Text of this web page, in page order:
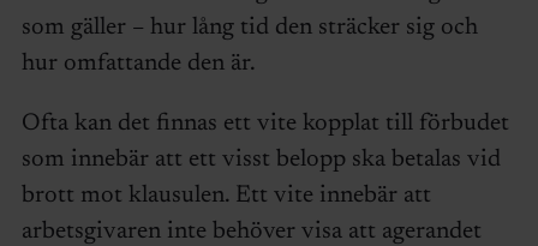
som gäller – hur lång tid den sträcker sig och
hur omfattande den är.
Ofta kan det finnas ett vite kopplat till förbudet
som innebär att ett visst belopp ska betalas vid
brott mot klausulen. Ett vite innebär att
arbetsgivaren inte behöver visa att agerandet